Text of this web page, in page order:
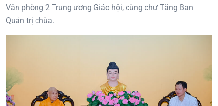
Văn phòng 2 Trung ương Giáo hội, cùng chư Tăng Ban
Quản trị chùa.